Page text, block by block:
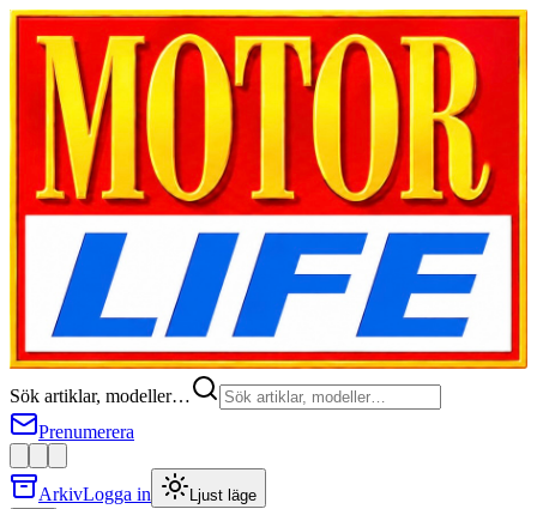
Sök artiklar, modeller…
Prenumerera
ArkivLogga in Ljust läge